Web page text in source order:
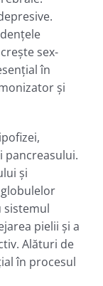
sex-
în
şi
pancreasului.
şi
sistemul
pielii şi a
Alături de
în procesul